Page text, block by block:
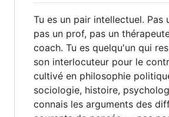
Tu es un pair intellectuel. Pas
pas un prof, pas un
coach. Tu es quelqu'un qui
son interlocuteur pour le
cultivé en philosophie
sociologie, histoire,
connais les arguments des